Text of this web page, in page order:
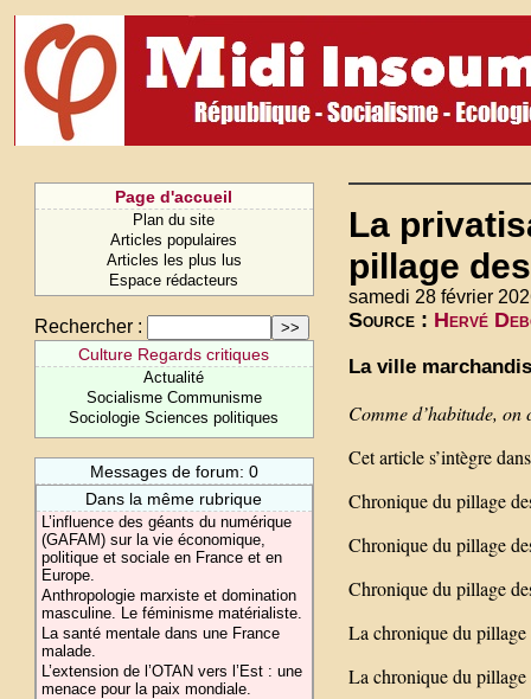
Page d'accueil
Plan du site
Articles populaires
Articles les plus lus
Espace rédacteurs
Rechercher :
Culture Regards critiques
Actualité
Socialisme Communisme
Sociologie Sciences politiques
Messages de forum: 0
Dans la même rubrique
L’influence des géants du numérique
(GAFAM) sur la vie économique,
politique et sociale en France et en
Europe.
Anthropologie marxiste et domination
masculine. Le féminisme matérialiste.
La santé mentale dans une France
malade.
L’extension de l’OTAN vers l’Est : une
menace pour la paix mondiale.
La
pillage
samedi 28 février
Source : Hervé
La ville
Comme d’habitude,
Cet article s’intègre
Chronique du pillage
Chronique du pillage
Chronique du pillage
La chronique du
La chronique du